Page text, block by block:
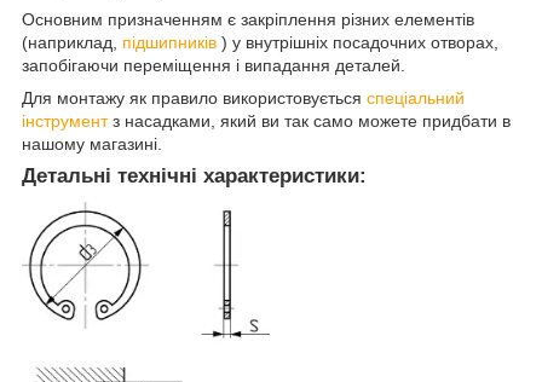
Основним призначенням є закріплення різних елементів
(наприклад, підшипників ) у внутрішніх посадочних отворах,
запобігаючи переміщення і випадання деталей.
Для монтажу як правило використовується спеціальний
інструментз насадками, який ви так само можете придбати в
нашому магазині.
Детальні технічні характеристики: